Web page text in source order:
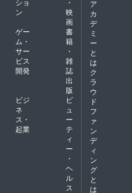
ン
映
画
ゲー
ム・
サー
ビス
開発
書
籍
・
雑
誌
出
版
ビジ
ネ
ス・
起業
ビ
ュ
ー
テ
ィ
ー
・
ヘ
ル
ス
ア
カ
デ
ミ
ー
と
は
ク
ラ
ウ
ド
フ
ァ
ン
デ
ィ
ン
グ
と
は